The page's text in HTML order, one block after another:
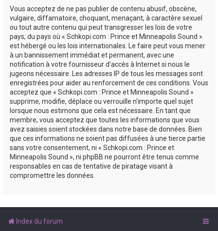
Vous acceptez de ne pas publier de contenu abusif, obscène,
vulgaire, diffamatoire, choquant, menaçant, à caractère sexuel
ou tout autre contenu qui peut transgresser les lois de votre
pays, du pays où « Schkopi.com : Prince et Minneapolis Sound »
est hébergé ou les lois internationales. Le faire peut vous mener
à un bannissement immédiat et permanent, avec une
notification à votre fournisseur d’accès à Internet si nous le
jugeons nécessaire. Les adresses IP de tous les messages sont
enregistrées pour aider au renforcement de ces conditions. Vous
acceptez que « Schkopi.com : Prince et Minneapolis Sound »
supprime, modifie, déplace ou verrouille n’importe quel sujet
lorsque nous estimons que cela est nécessaire. En tant que
membre, vous acceptez que toutes les informations que vous
avez saisies soient stockées dans notre base de données. Bien
que ces informations ne soient pas diffusées à une tierce partie
sans votre consentement, ni « Schkopi.com : Prince et
Minneapolis Sound », ni phpBB ne pourront être tenus comme
responsables en cas de tentative de piratage visant à
compromettre les données.
Index du forum